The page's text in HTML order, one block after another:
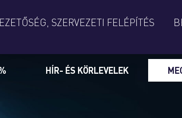
SZERVEZETI FELÉPÍTÉS
HÍR- ÉS KÖRLEVELEK